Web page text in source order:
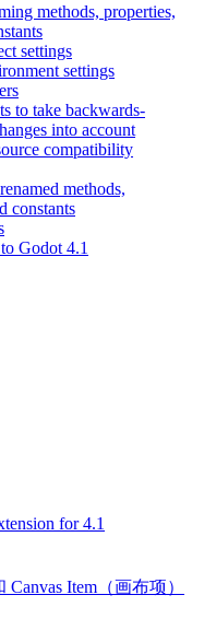
methods, properties,
settings
settings
to take backwards-
into account
compatibility
methods,
constants
Godot 4.1
for 4.1
Item（画布项）